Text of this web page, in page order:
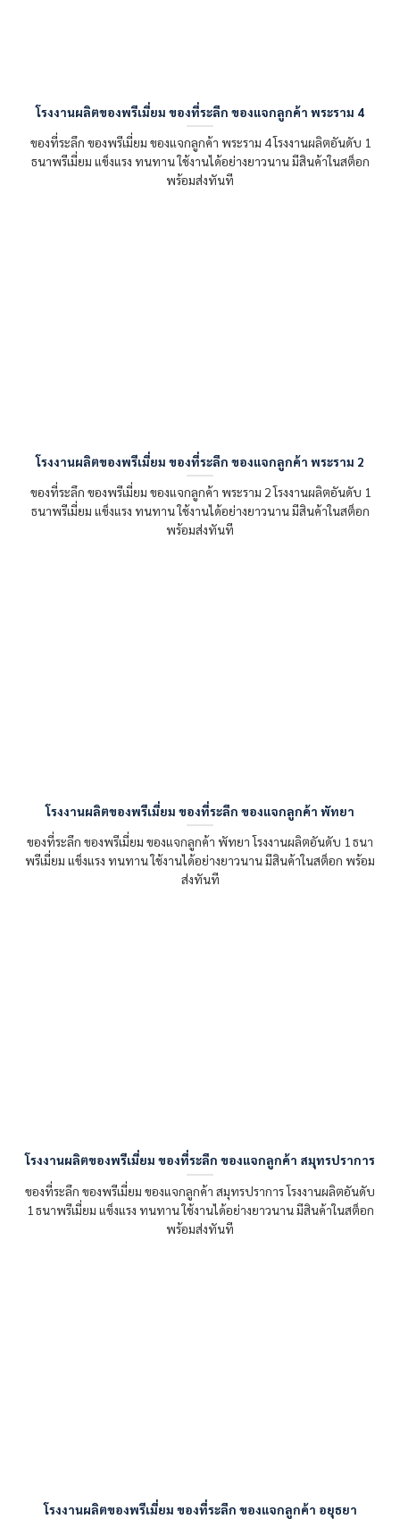
โรงงานผลิตของพรีเมี่ยม ของที่ระลึก ของแจกลูกค้า พระราม 4
ของที่ระลึก ของพรีเมี่ยม ของแจกลูกค้า พระราม 4 โรงงานผลิตอันดับ 1
ธนาพรีเมี่ยม แข็งแรง ทนทาน ใช้งานได้อย่างยาวนาน มีสินค้าในสต็อก
พร้อมส่งทันที
โรงงานผลิตของพรีเมี่ยม ของที่ระลึก ของแจกลูกค้า พระราม 2
ของที่ระลึก ของพรีเมี่ยม ของแจกลูกค้า พระราม 2 โรงงานผลิตอันดับ 1
ธนาพรีเมี่ยม แข็งแรง ทนทาน ใช้งานได้อย่างยาวนาน มีสินค้าในสต็อก
พร้อมส่งทันที
โรงงานผลิตของพรีเมี่ยม ของที่ระลึก ของแจกลูกค้า พัทยา
ของที่ระลึก ของพรีเมี่ยม ของแจกลูกค้า พัทยา โรงงานผลิตอันดับ 1 ธนา
พรีเมี่ยม แข็งแรง ทนทาน ใช้งานได้อย่างยาวนาน มีสินค้าในสต็อก พร้อม
ส่งทันที
โรงงานผลิตของพรีเมี่ยม ของที่ระลึก ของแจกลูกค้า สมุทรปราการ
ของที่ระลึก ของพรีเมี่ยม ของแจกลูกค้า สมุทรปราการ โรงงานผลิตอันดับ
1 ธนาพรีเมี่ยม แข็งแรง ทนทาน ใช้งานได้อย่างยาวนาน มีสินค้าในสต็อก
พร้อมส่งทันที
โรงงานผลิตของพรีเมี่ยม ของที่ระลึก ของแจกลูกค้า อยุธยา